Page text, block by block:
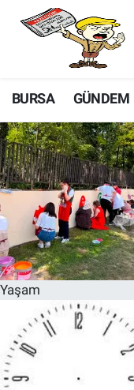
BURSA GÜNDEM
Yaşam